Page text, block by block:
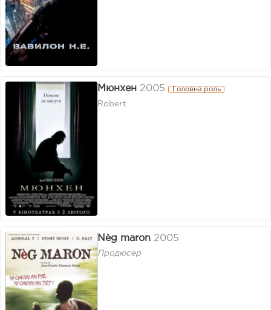
Мюнхен 2005 Головна роль
Robert
Nèg maron 2005
Продюсер